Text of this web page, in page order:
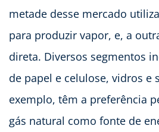
metade desse mercado
para produzir vapor, e, a
direta. Diversos segmentos
de papel e celulose, vidros e
exemplo, têm a preferência
gás natural como fonte de